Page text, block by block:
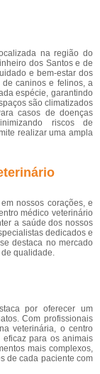
na região do
dos Santos e de
e bem-estar dos
de caninos e felinos, a
espécie, garantindo
são climatizados
casos de doenças
riscos de
realizar uma ampla
nossos corações, e
médico veterinário
a saúde dos nossos
dedicados e
destaca no mercado
qualidade.
por oferecer um
Com profissionais
veterinária, o centro
para os animais
mais complexos,
de cada paciente com